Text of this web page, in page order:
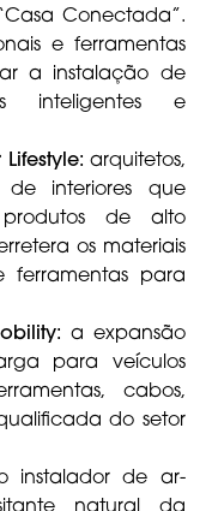
Conectada”.
e ferramentas
a instalação de
inteligentes e
arquitetos,
de interiores que
de alto
os materiais
ferramentas para
a expansão
para veículos
cabos,
do setor
instalador de ar-
natural da